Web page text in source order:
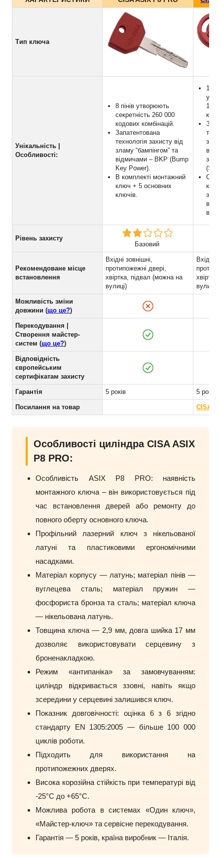
Тип ключа
Унікальність |
Особливості:
8 пінів утворюють
секретність 260 000
кодових комбінацій.
Запатентована
технологія захисту від
зламу “бампінгом” та
відмичами – BKP (Bump
Key Power).
В комплекті монтажний
ключ + 5 основних
ключів.
10
1
Рівень захисту
Базовий
Рекомендоване місце
встановлення
Вхідні зовнішні,
протипожежні двері,
хвіртка, підвал (можна на
вулиці)
Вхідні
вулиці)
Можливість зміни
довжини (що це?)
Перекодування |
Створення майстер-
систем (що це?)
Відповідність
європейським
сертифікатам захисту
Гарантія 5 років 5 років
Посилання на товар CISA
Особливості циліндра CISA ASIX
P8 PRO:
Особливість ASIX P8 PRO: наявність
монтажного ключа – він використовується під
час встановлення дверей або ремонту до
повного оберту основного ключа.
Профільний лазерний ключ з нікельованої
латуні та пластиковими ергономічними
насадками.
Матеріал корпусу — латунь; матеріал пінів —
вуглецева сталь; матеріал пружин —
фосфориста бронза та сталь; матеріал ключа
— нікельована латунь.
Товщина ключа — 2,9 мм, довга шийка 17 мм
дозволяє використовувати серцевину з
броненакладкою.
Режим «антипаніка» за замовчуванням:
циліндр відкривається ззовні, навіть якщо
зсередини у серцевині залишився ключ.
Показник довговічності: оцінка 6 з 6 згідно
стандарту EN 1305:2005 — більше 100 000
циклів роботи.
Підходить для використання на
протипожежних дверях.
Висока корозійна стійкість при температурі від
-25°C до +65°C.
Можлива робота в системах «Один ключ»,
«Майстер-ключ» та сервісне перекодування.
Гарантія — 5 років, країна виробник — Італія.